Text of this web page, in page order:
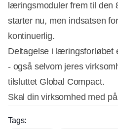
læringsmoduler frem til den
starter nu, men indsatsen
kontinuerlig.
Deltagelse i læringsforløbet
- også selvom jeres
tilsluttet Global Compact.
Skal din virksomhed med
Tags: